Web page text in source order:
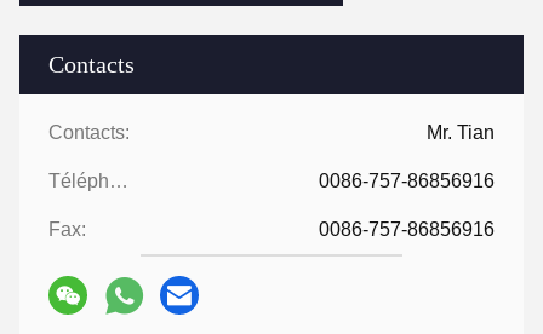
Contacts
Contacts: Mr. Tian
Téléphone: 0086-757-86856916
Fax: 0086-757-86856916